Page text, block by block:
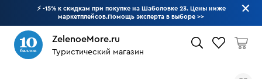
⚡ -15% к скидкам при покупке на Шаболовке 23. Цены ниже
маркетплейсов.Помощь эксперта в выборе >>
ZelenoeMore.ru
Туристический магазин